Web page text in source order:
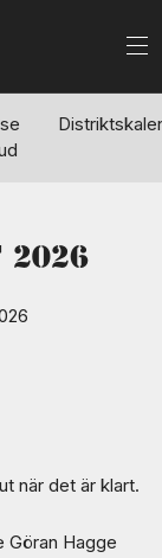
när det är klart.
Göran Hagge